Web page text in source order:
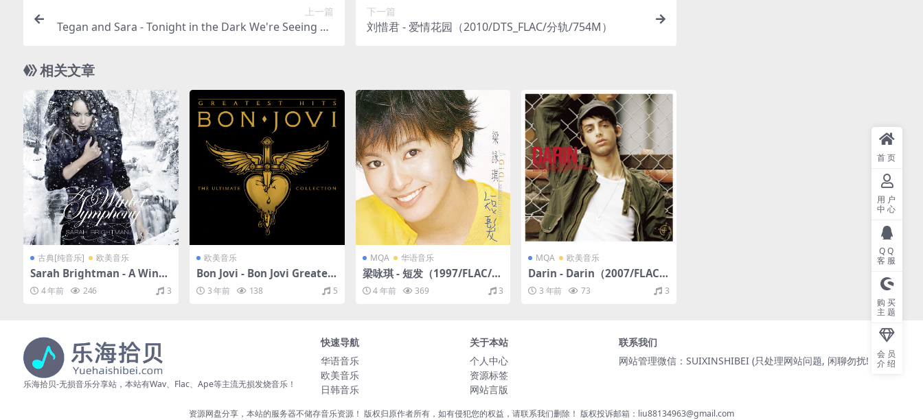
上一篇
Tegan and Sara - Tonight in the Dark We're Seeing Co
下一篇
刘惜君 - 爱情花园（2010/DTS_FLAC/分轨/754M）
相关文章
古典[纯音乐] 欧美音乐
Sarah Brightman - A Winte
r Symphony（2008/FLAC/
分轨/288M）
4 年前 246 3
欧美音乐
Bon Jovi - Bon Jovi Greates
t Hits - The Ultimate Colle
ction (Deluxe)（2010/FLA
3 年前 138 5
MQA 华语音乐
梁咏琪 - 短发（1997/FLAC/分
轨/240M）(MQA/16bit/44.1
kHz)
4 年前 369 3
MQA 欧美音乐
Darin - Darin（2007/FLAC/
分轨/253M）(MQA/16bit/4
4.1kHz)
3 年前 73 3
乐海拾贝-无损音乐分享站，本站有Wav、Flac、Ape等主流无损发烧音乐！
快速导航
华语音乐
欧美音乐
日韩音乐
关于本站
个人中心
资源标签
网站言版
联系我们
网站管理微信：SUIXINSHIBEI (只处理网站问题, 闲聊勿扰! )
资源网盘分享，本站的服务器不储存音乐资源！ 版权归原作者所有，如有侵犯您的权益，请联系我们删除！ 版权投诉邮箱：liu88134963@gmail.com
首页
用户
中心
QQ
客服
购买
主题
会员
介绍